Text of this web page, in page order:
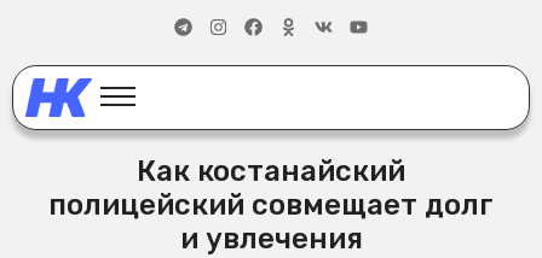
Как костанайский
полицейский совмещает долг
и увлечения